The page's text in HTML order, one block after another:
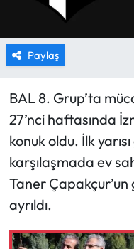
Paylaş
BAL 8. Grup’ta
27’nci haftasında
konuk oldu. İlk
karşılaşmada ev
Taner
ayrıldı.
TURİZM
YAŞAM
RESMİ İLANLAR
HABER İLAN